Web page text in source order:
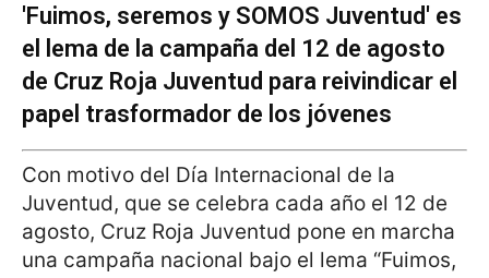
'Fuimos, seremos y SOMOS Juventud' es
el lema de la campaña del 12 de agosto
de Cruz Roja Juventud para reivindicar el
papel trasformador de los jóvenes
Con motivo del Día Internacional de la
Juventud, que se celebra cada año el 12 de
agosto, Cruz Roja Juventud pone en marcha
una campaña nacional bajo el lema “Fuimos,